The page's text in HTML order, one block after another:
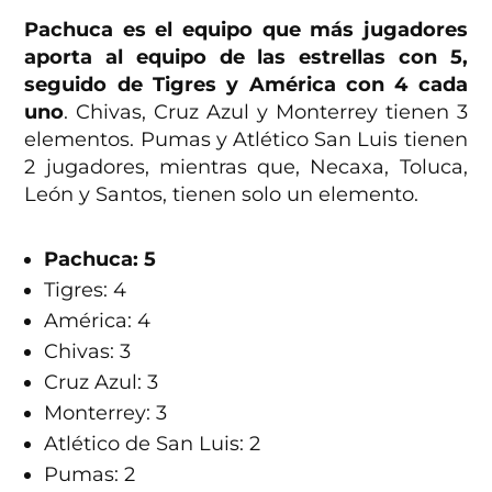
Pachuca es el equipo que más jugadores
aporta al equipo de las estrellas con 5,
seguido de Tigres y América con 4 cada
uno. Chivas, Cruz Azul y Monterrey tienen 3
elementos. Pumas y Atlético San Luis tienen
2 jugadores, mientras que, Necaxa, Toluca,
León y Santos, tienen solo un elemento.
Pachuca: 5
Tigres: 4
América: 4
Chivas: 3
Cruz Azul: 3
Monterrey: 3
Atlético de San Luis: 2
Pumas: 2